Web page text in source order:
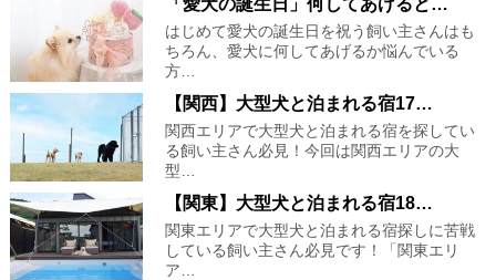
はじめて愛犬の誕生日を祝う飼い主さんはも
ちろん、愛犬に何してあげるか悩んでいる
方…
【関西】大型犬と泊まれる宿17…
関西エリアで大型犬と泊まれる宿を探してい
る飼い主さん必見！今回は関西エリアの大
型…
【関東】大型犬と泊まれる宿18…
関東エリアで大型犬と泊まれる宿探しに苦戦
している飼い主さん必見です！「関東エリ
ア…